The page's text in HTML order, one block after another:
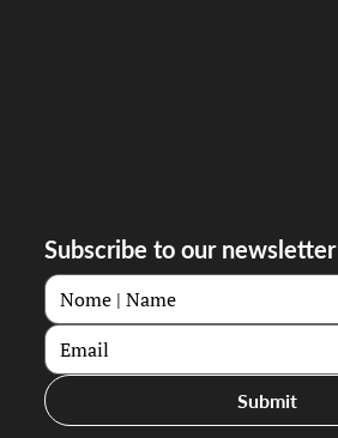
Subscribe to our newsletter
Submit